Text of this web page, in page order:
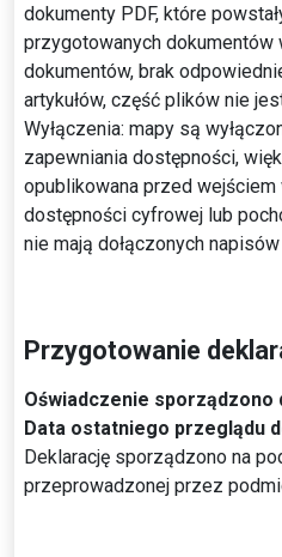
dokumenty PDF, które
przygotowanych dokumentów
dokumentów, brak
artykułów, część plików nie
Wyłączenia: mapy są
zapewniania dostępności,
opublikowana przed
dostępności cyfrowej lub
nie mają dołączonych
Przygotowanie
Oświadczenie sporządzono
Data ostatniego przeglądu
Deklarację sporządzono na
przeprowadzonej przez